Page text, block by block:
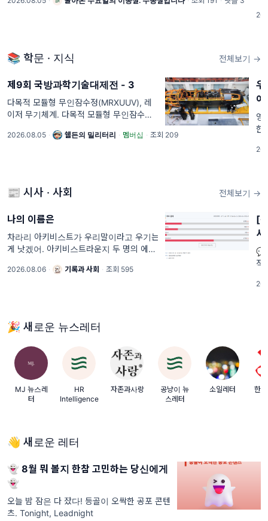
하
📚 학문 · 지식 전체보기 →
제9회 국방과학기술대제전 - 3
다목적 모듈형 무인잠수정(MRXUUV), 레
이저 무기체계. 다목적 모듈형 무인잠수정
한화에어로스페이스[1]​, LIG D&A와 함께
2026.08.05 · 쉘든의 밀리터리 · 멤버십 · 조회 209
우
어
영
한
을
📰 시사 · 사회 전체보기 →
나의 이름은
차라리 아키비스트가 우리말이라고 우기는
게 낫겠어. 아키비스트라운지 두 명의 에디
가로서의 고민과 솔직한 속마음도 날 것으
2026.08.06 · 기록과 사회 · 조회 595
[
사
💬
적
치
🎉 새로운 뉴스레터
MJ 뉴스레
터
HR
Intelligence
자존과사랑
공냥이 뉴
스레터
소일레터 한
👋 새로운 레터
👻 8월 뭐 볼지 한참 고민하는 당신에게
👻
오늘 밤 잠은 다 잤다! 등골이 오싹한 공포 콘텐
츠. Tonight, Leadnight